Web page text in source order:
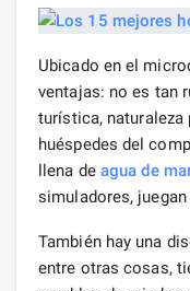
Ubicado en el
ventajas: no es tan
turística, naturaleza
huéspedes del
llena de agua de
simuladores,
También hay una
entre otras cosas,